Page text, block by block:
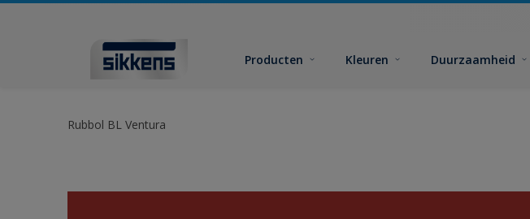
Producten Kleuren Duurzaamheid
Rubbol BL Ventura